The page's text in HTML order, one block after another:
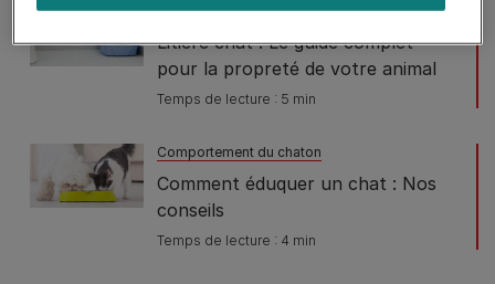
Comportement du chaton
Litière chat : Le guide complet
pour la propreté de votre animal
Temps de lecture : 5 min
Comportement du chaton
Comment éduquer un chat : Nos
conseils
Temps de lecture : 4 min